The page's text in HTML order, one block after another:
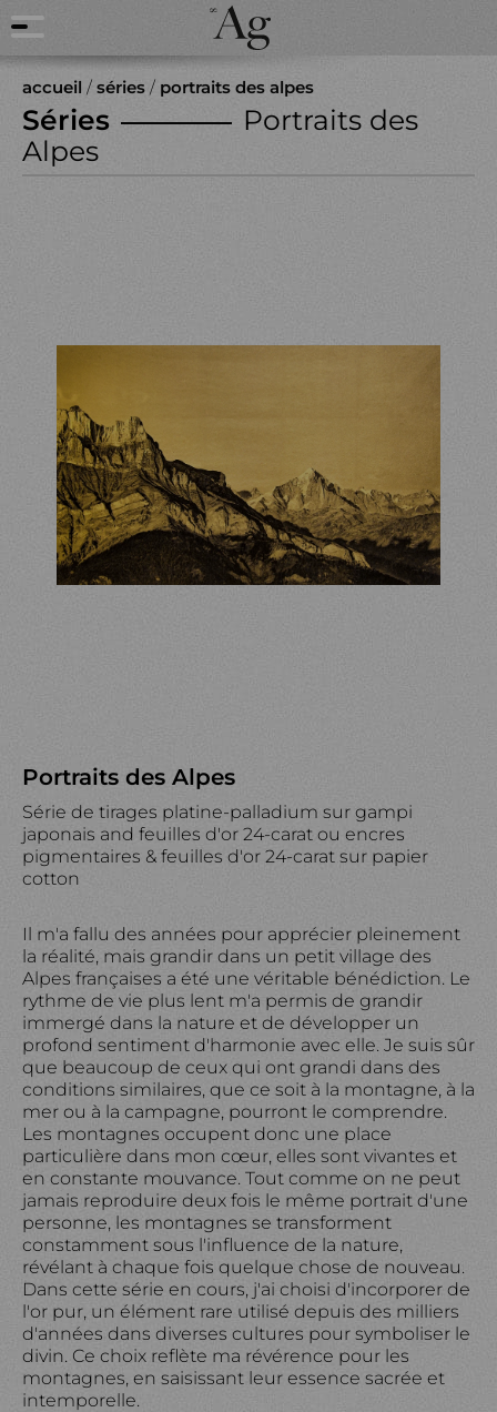
accueil / séries / portraits des alpes
Séries
Portraits des
Alpes
Portraits des Alpes
Série de tirages platine-palladium sur gampi
japonais and feuilles d'or 24-carat ou encres
pigmentaires & feuilles d'or 24-carat sur papier
cotton
Il m'a fallu des années pour apprécier pleinement
la réalité, mais grandir dans un petit village des
Alpes françaises a été une véritable bénédiction. Le
rythme de vie plus lent m'a permis de grandir
immergé dans la nature et de développer un
profond sentiment d'harmonie avec elle. Je suis sûr
que beaucoup de ceux qui ont grandi dans des
conditions similaires, que ce soit à la montagne, à la
mer ou à la campagne, pourront le comprendre.
Les montagnes occupent donc une place
particulière dans mon cœur, elles sont vivantes et
en constante mouvance. Tout comme on ne peut
jamais reproduire deux fois le même portrait d'une
personne, les montagnes se transforment
constamment sous l'influence de la nature,
révélant à chaque fois quelque chose de nouveau.
Dans cette série en cours, j'ai choisi d'incorporer de
l'or pur, un élément rare utilisé depuis des milliers
d'années dans diverses cultures pour symboliser le
divin. Ce choix reflète ma révérence pour les
montagnes, en saisissant leur essence sacrée et
intemporelle.